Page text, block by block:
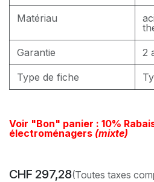
Matériau
Garantie 2
Type de fiche
Voir "Bon" panier : 10%
électroménagers (mixte)
CHF 297,28(Toutes taxes